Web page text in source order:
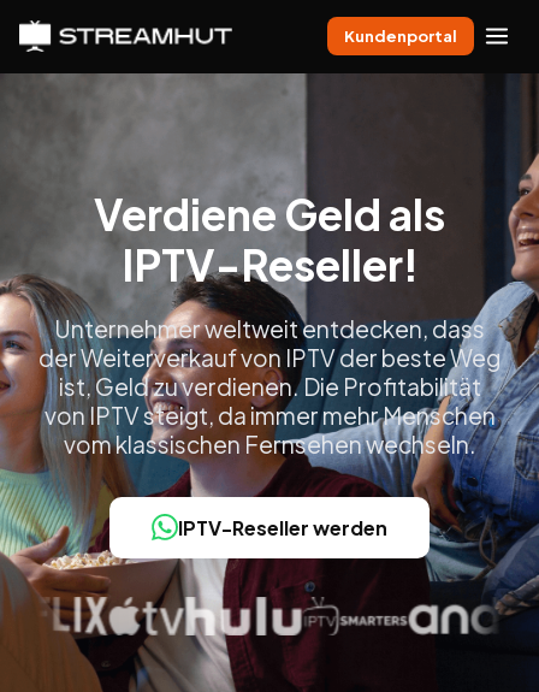
Kundenportal
Verdiene Geld als
IPTV-Reseller!
Unternehmer weltweit entdecken, dass
der Weiterverkauf von IPTV der beste Weg
ist, Geld zu verdienen. Die Profitabilität
von IPTV steigt, da immer mehr Menschen
vom klassischen Fernsehen wechseln.
IPTV-Reseller werden